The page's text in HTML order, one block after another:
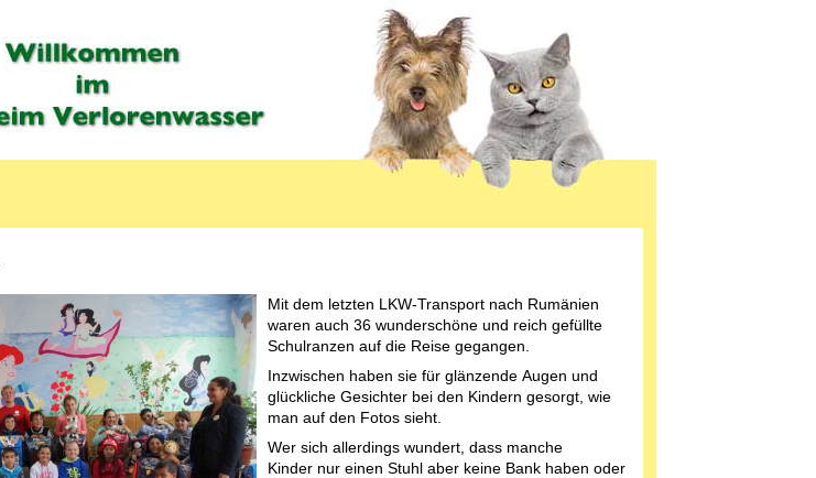
Mit dem letzten LKW-Transport nach Rumänien
waren auch 36 wunderschöne und reich gefüllte
Schulranzen auf die Reise gegangen.
Inzwischen haben sie für glänzende Augen und
glückliche Gesichter bei den Kindern gesorgt, wie
man auf den Fotos sieht.
Wer sich allerdings wundert, dass manche
Kinder nur einen Stuhl aber keine Bank haben oder